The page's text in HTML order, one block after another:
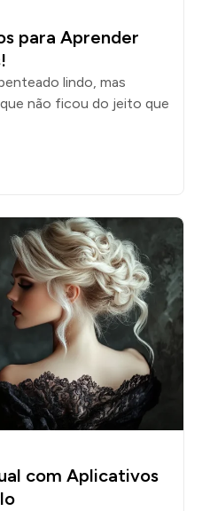
para Aprender
lindo, mas
não ficou do jeito que
com Aplicativos